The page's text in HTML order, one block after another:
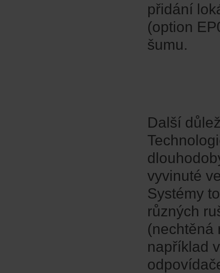
přidání
(option
šumu.
Další
vyvinuté
Systémy
různých
(nechtěná
například